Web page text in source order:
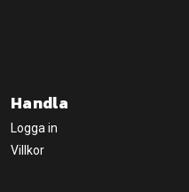
Handla
Logga in
Villkor